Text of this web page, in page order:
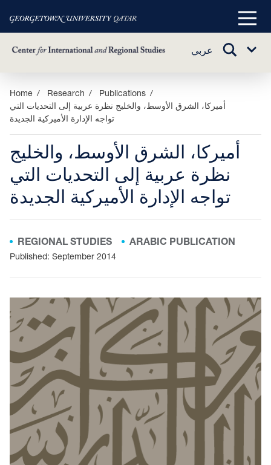
Skip
main
content
Main
عربي
TOGGLE
Sub
Home Research
Publications
أميركا، الشرق الأوسط، والخليج نظرة عربية إلى التحديات التي
تواجه الإدارة الأميركية الجديدة
أميركا، الشرق الأوسط، والخليج
نظرة عربية إلى التحديات التي
تواجه الإدارة الأميركية الجديدة
REGIONAL STUDIES ARABIC PUBLICATION
Published: September 2014